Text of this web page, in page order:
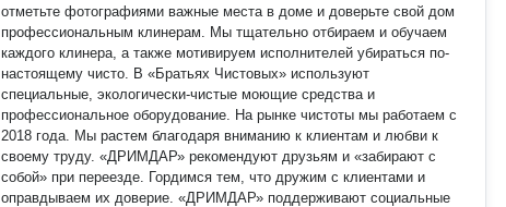
отметьте фотографиями важные места в доме и доверьте свой дом
профессиональным клинерам. Мы тщательно отбираем и обучаем
каждого клинера, а также мотивируем исполнителей убираться по-
настоящему чисто. В «Братьях Чистовых» используют
специальные, экологически-чистые моющие средства и
профессиональное оборудование. На рынке чистоты мы работаем с
2018 года. Мы растем благодаря вниманию к клиентам и любви к
своему труду. «ДРИМДАР» рекомендуют друзьям и «забирают с
собой» при переезде. Гордимся тем, что дружим с клиентами и
оправдываем их доверие. «ДРИМДАР» поддерживают социальные